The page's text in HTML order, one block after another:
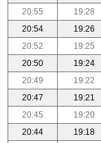
19:28
20:55
19:26
20:54
19:25
20:52
19:24
20:50
19:22
20:49
19:21
20:47
19:20
20:45
19:18
20:44